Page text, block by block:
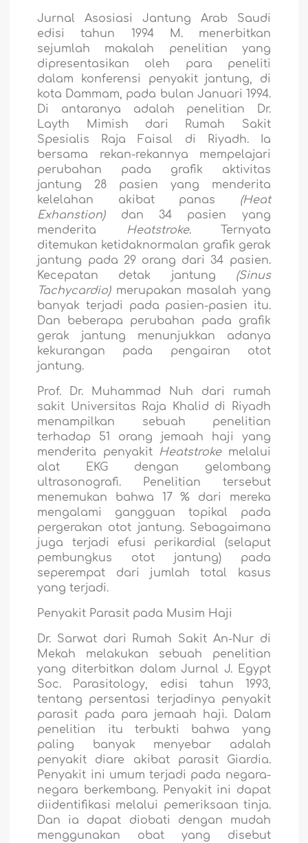
Jurnal Asosiasi Jantung Arab Saudi
edisi tahun 1994 M. menerbitkan
sejumlah makalah penelitian yang
dipresentasikan oleh para peneliti
dalam konferensi penyakit jantung, di
kota Dammam, pada bulan Januari 1994.
Di antaranya adalah penelitian Dr.
Layth Mimish
dari Rumah Sakit
Spesialis Raja Faisal di Riyadh. Ia
bersama rekan-rekannya mempelajari
perubahan pada grafik aktivitas
jantung 28 pasien yang menderita
kelelahan akibat panas (Heat
Exhanstion)
dan 34 pasien yang
menderita
Heatstroke. Ternyata
ditemukan ketidaknormalan grafik gerak
jantung pada 29 orang dari 34 pasien.
Kecepatan detak jantung (Sinus
Tachycardio)merupakan masalah yang
banyak terjadi pada pasien-pasien itu.
Dan beberapa perubahan pada grafik
gerak jantung
menunjukkan adanya
kekurangan pada pengairan
otot
jantung.
Prof. Dr. Muhammad Nuh dari rumah
sakit Universitas Raja Khalid di Riyadh
menampilkan sebuah penelitian
terhadap 51 orang jemaah haji yang
menderita penyakit Heatstrokemelalui
alat EKG dengan gelombang
ultrasonografi. Penelitian tersebut
menemukan bahwa 17 % dari mereka
mengalami gangguan topikal pada
pergerakan otot jantung. Sebagaimana
juga terjadi efusi perikardial (selaput
pembungkus otot jantung) pada
seperempat dari jumlah total kasus
yang terjadi.
Penyakit Parasit pada Musim Haji
Dr. Sarwat dari Rumah Sakit An-Nur di
Mekah melakukan sebuah penelitian
yang diterbitkan dalam Jurnal J. Egypt
Soc. Parasitology, edisi tahun 1993,
tentang persentasi terjadinya penyakit
parasit pada para jemaah haji. Dalam
penelitian itu terbukti bahwa yang
paling banyak menyebar adalah
penyakit diare akibat parasit Giardia.
Penyakit ini umum terjadi pada negara-
negara berkembang. Penyakit ini dapat
diidentifikasi melalui pemeriksaan tinja.
Dan ia dapat diobati dengan mudah
menggunakan obat yang disebut